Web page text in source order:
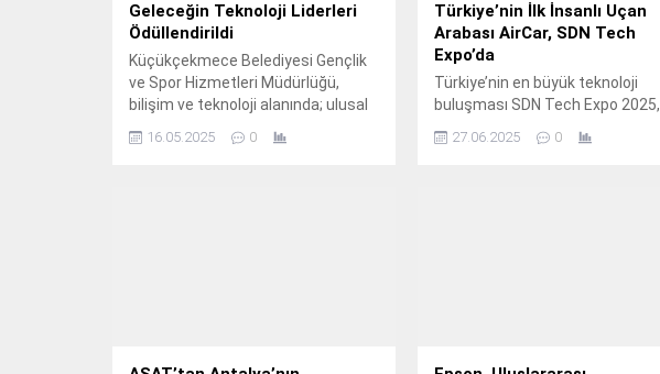
Geleceğin Teknoloji Liderleri
Ödüllendirildi
Küçükçekmece Belediyesi Gençlik
ve Spor Hizmetleri Müdürlüğü,
bilişim ve teknoloji alanında; ulusal
ve uluslararası yarışmalarda
dereceye giren öğrenciler için
16.05.2025 0
Türkiye’nin İlk İnsanlı Uçan
Arabası AirCar, SDN Tech
Expo’da
Türkiye’nin en büyük teknoloji
buluşması SDN Tech Expo 2025,
bugün İstanbul Yenikapı Avrasya
Gösteri ve Sanat Merkezi’nde
27.06.2025 0